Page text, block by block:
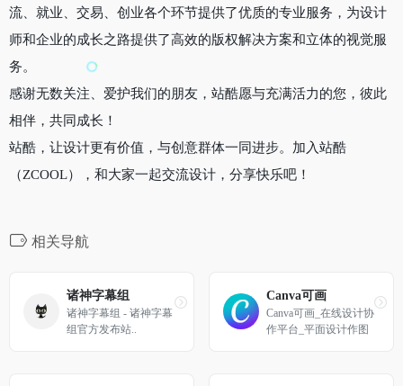
流、就业、交易、创业各个环节提供了优质的专业服务，为设计
师和企业的成长之路提供了高效的版权解决方案和立体的视觉服
务。
感谢无数关注、爱护我们的朋友，站酷愿与充满活力的您，彼此
相伴，共同成长！
站酷，让设计更有价值，与创意群体一同进步。加入站酷
（ZCOOL），和大家一起交流设计，分享快乐吧！
相关导航
诸神字幕组
诸神字幕组 - 诸神字幕
组官方发布站..
Canva可画
Canva可画_在线设计协
作平台_平面设计作图